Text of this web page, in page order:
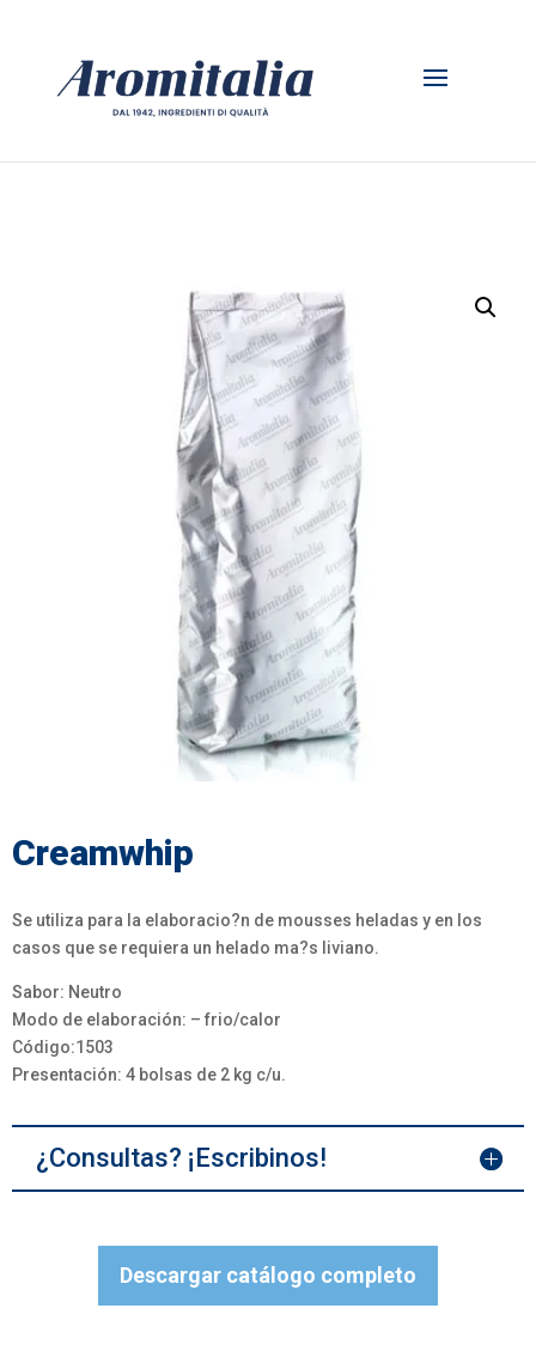
Creamwhip
Se utiliza para la elaboracio?n de mousses heladas y en los
casos que se requiera un helado ma?s liviano.
Sabor: Neutro
Modo de elaboración: – frio/calor
Código:1503
Presentación: 4 bolsas de 2 kg c/u.
¿Consultas? ¡Escribinos!
Descargar catálogo completo